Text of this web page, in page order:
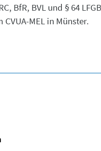
BfR, BVL und § 64
MEL in Münster.